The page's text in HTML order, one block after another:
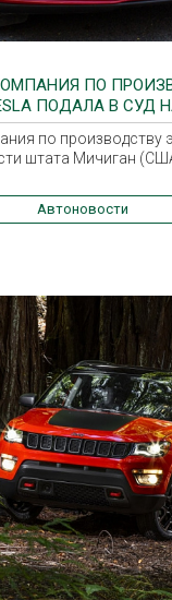
ПО
ПОДАЛА В СУД
по производству
штата Мичиган
Автоновости